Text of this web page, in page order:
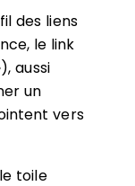
des liens
le link
aussi
un
vers
toile